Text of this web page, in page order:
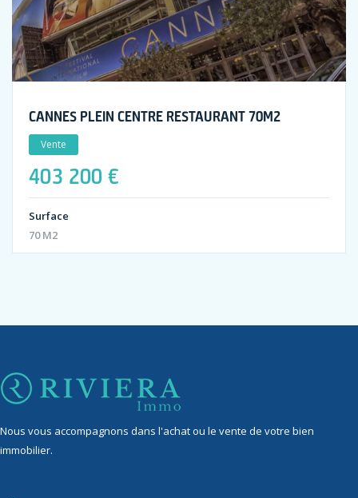
CANNES PLEIN CENTRE RESTAURANT 70M2
Vente
403 200 €
Surface
70 M2
Nous vous accompagnons dans l'achat ou le vente de votre bien
immobilier.